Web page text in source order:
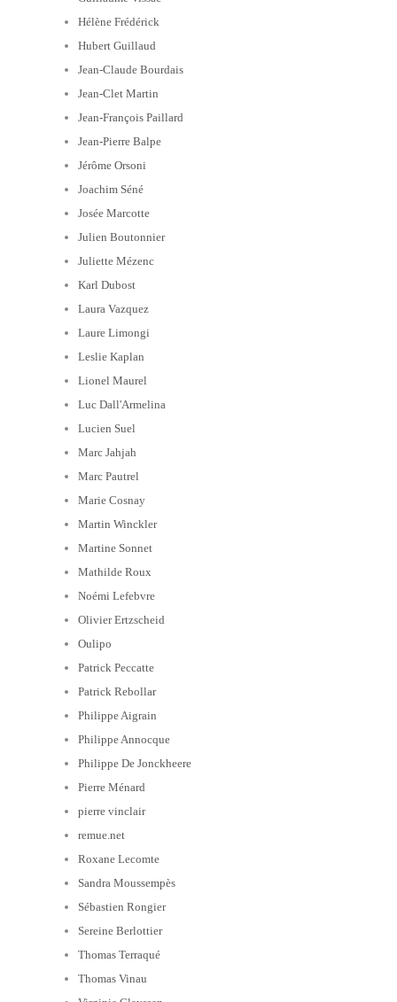
Hélène Frédérick
Hubert Guillaud
Jean-Claude Bourdais
Jean-Clet Martin
Jean-François Paillard
Jean-Pierre Balpe
Jérôme Orsoni
Joachim Séné
Josée Marcotte
Julien Boutonnier
Juliette Mézenc
Karl Dubost
Laura Vazquez
Laure Limongi
Leslie Kaplan
Lionel Maurel
Luc Dall'Armelina
Lucien Suel
Marc Jahjah
Marc Pautrel
Marie Cosnay
Martin Winckler
Martine Sonnet
Mathilde Roux
Noémi Lefebvre
Olivier Ertzscheid
Oulipo
Patrick Peccatte
Patrick Rebollar
Philippe Aigrain
Philippe Annocque
Philippe De Jonckheere
Pierre Ménard
pierre vinclair
remue.net
Roxane Lecomte
Sandra Moussempès
Sébastien Rongier
Sereine Berlottier
Thomas Terraqué
Thomas Vinau